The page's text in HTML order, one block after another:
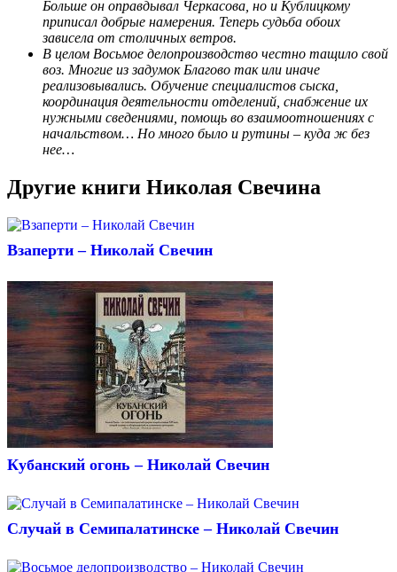
Больше он оправдывал Черкасова, но и Кублицкому
приписал добрые намерения. Теперь судьба обоих
зависела от столичных ветров.
В целом Восьмое делопроизводство честно тащило свой
воз. Многие из задумок Благово так или иначе
реализовывались. Обучение специалистов сыска,
координация деятельности отделений, снабжение их
нужными сведениями, помощь во взаимоотношениях с
начальством… Но много было и рутины – куда ж без
нее…
Другие книги Николая Свечина
Взаперти – Николай Свечин
Кубанский огонь – Николай Свечин
Случай в Семипалатинске – Николай Свечин